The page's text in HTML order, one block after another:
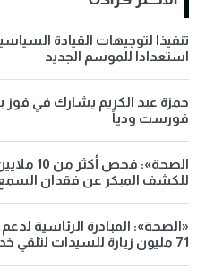
استعدادا للموسم الجديد
حمزة عبد الكريم يشارك في فوز
فورست ودياً
الصحة»:
للكشف المبكر عن فقدان السمع
«الصحة»: المبادرة الرئاسية
71 مليون زيارة للسيدات لتلقي خدمات الفحص والتوعية